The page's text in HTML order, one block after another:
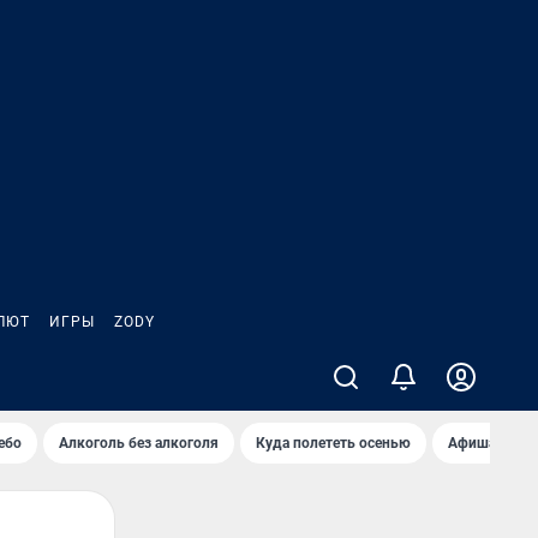
ИГРЫ ZODY
Алкоголь без алкоголя Куда полететь осенью Афиша на